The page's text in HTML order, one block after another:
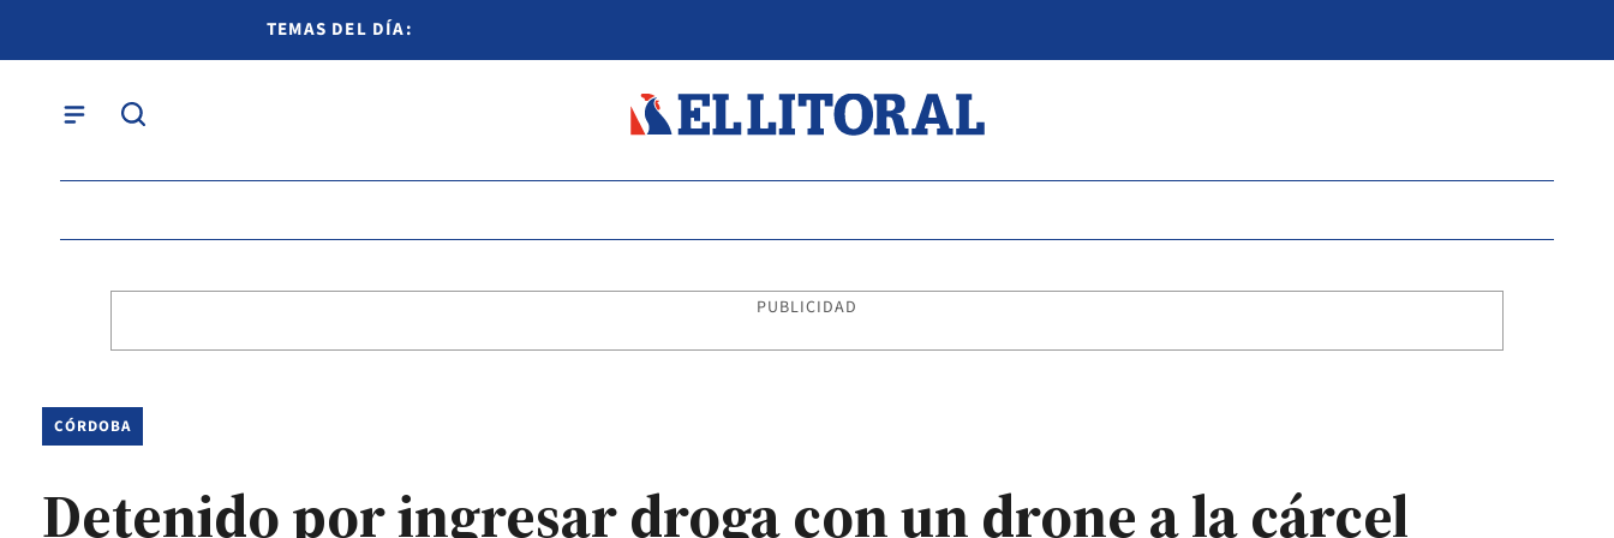
TEMAS DEL DÍA:
PUBLICIDAD
CÓRDOBA
Detenido por ingresar droga con un drone a la cárcel